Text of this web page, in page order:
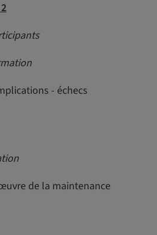
- échecs
de la maintenance